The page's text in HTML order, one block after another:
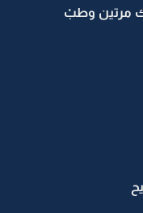
مرتين وطبْ